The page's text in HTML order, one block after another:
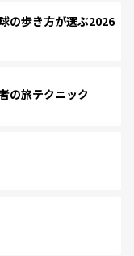
の歩き方が選ぶ2026
の旅テクニック